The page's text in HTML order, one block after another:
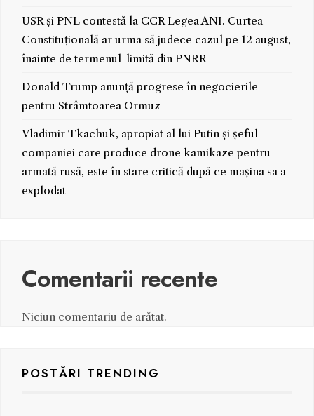
USR și PNL contestă la CCR Legea ANI. Curtea
Constituțională ar urma să judece cazul pe 12 august,
înainte de termenul-limită din PNRR
Donald Trump anunță progrese în negocierile
pentru Strâmtoarea Ormuz
Vladimir Tkachuk, apropiat al lui Putin și șeful
companiei care produce drone kamikaze pentru
armată rusă, este în stare critică după ce mașina sa a
explodat
Comentarii recente
Niciun comentariu de arătat.
POSTĂRI TRENDING